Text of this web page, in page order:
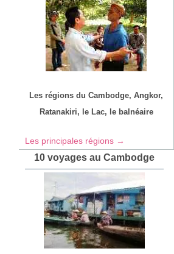
Les régions du Cambodge, Angkor,
Ratanakiri, le Lac, le balnéaire
Les principales régions →
10 voyages au Cambodge